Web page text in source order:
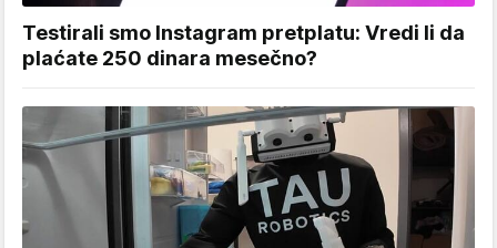
Testirali smo Instagram pretplatu: Vredi li da
plaćate 250 dinara mesečno?